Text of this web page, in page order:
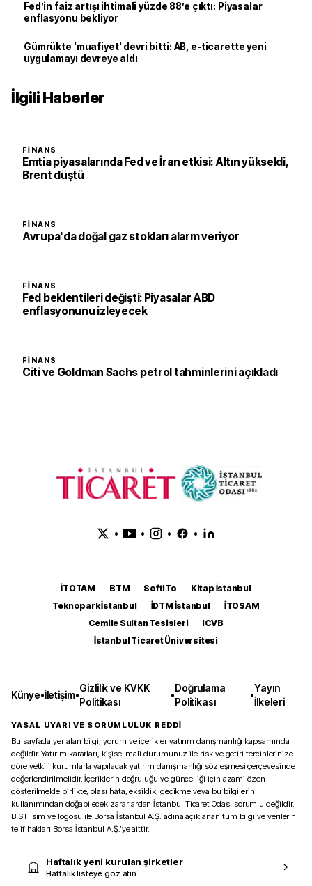
Fed’in faiz artışı ihtimali yüzde 88’e çıktı: Piyasalar
enflasyonu bekliyor
Gümrükte 'muafiyet' devri bitti: AB, e-ticarette yeni
uygulamayı devreye aldı
İlgili Haberler
FINANS
Emtia piyasalarında Fed ve İran etkisi: Altın yükseldi,
Brent düştü
FINANS
Avrupa'da doğal gaz stokları alarm veriyor
FINANS
Fed beklentileri değişti: Piyasalar ABD
enflasyonunu izleyecek
FINANS
Citi ve Goldman Sachs petrol tahminlerini açıkladı
• • • •
İTOTAM BTM SoftITo
Kitap İstanbul
Teknopark İstanbul
İDTM İstanbul
İTOSAM
Cemile Sultan Tesisleri
ICVB
İstanbul Ticaret Üniversitesi
Künye•İletişim•
Gizlilik ve KVKK
Politikası
•
Doğrulama
Politikası
•
Yayın
İlkeleri
YASAL UYARI VE SORUMLULUK REDDİ
Bu sayfada yer alan bilgi, yorum ve içerikler yatırım danışmanlığı kapsamında
değildir. Yatırım kararları, kişisel mali durumunuz ile risk ve getiri tercihlerinize
göre yetkili kurumlarla yapılacak yatırım danışmanlığı sözleşmesi çerçevesinde
değerlendirilmelidir. İçeriklerin doğruluğu ve güncelliği için azami özen
gösterilmekle birlikte, olası hata, eksiklik, gecikme veya bu bilgilerin
kullanımından doğabilecek zararlardan İstanbul Ticaret Odası sorumlu değildir.
BIST isim ve logosu ile Borsa İstanbul A.Ş. adına açıklanan tüm bilgi ve verilerin
telif hakları Borsa İstanbul A.Ş.’ye aittir.
Haftalık yeni kurulan şirketler
Haftalık listeye göz atın